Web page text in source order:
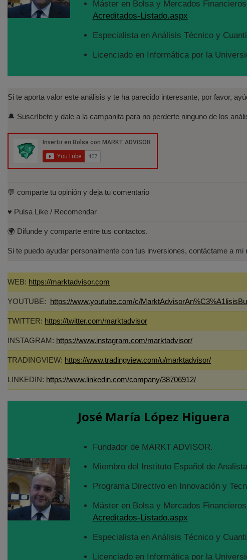
Máster en Bolsa y Mercados
Acreditados-Listado.aspx
Especialista en Análisis Técnico y
Licenciado en Informática por la
Si te aporta valor este análisis y te ha parecido interesante, por favor,
🔔 Suscríbete y dale a la campanita para no perderte ninguno de los
💬 comparte tu opinión y deja tu comentario
♥️ Pulsa Like / Recomendar
🌍 Difunde y comparte entre tus contactos.
Si te puedo ayudar personalmente con tus inversiones, contáctame a mi
WEB: https://marktadvisor.com
YOUTUBE: https://www.youtube.com/c/
TWITTER: https://twitter.com/marktadvisor
INSTAGRAM: https://www.instagram.com/marktadvisor/
TRADINGVIEW: https://www.tradingview.com/u/marktadvisor/
LINKEDIN: https://www.linkedin.com/company/38706912/
José María López Higuera
Fundador de MARKT ADVISOR.
Miembro del Instituto Español de
Programa Directivo en Innovación y
Máster en Bolsa y Mercados
Acreditados-Listado.aspx
Especialista en Análisis Técnico y
Licenciado en Informática por la